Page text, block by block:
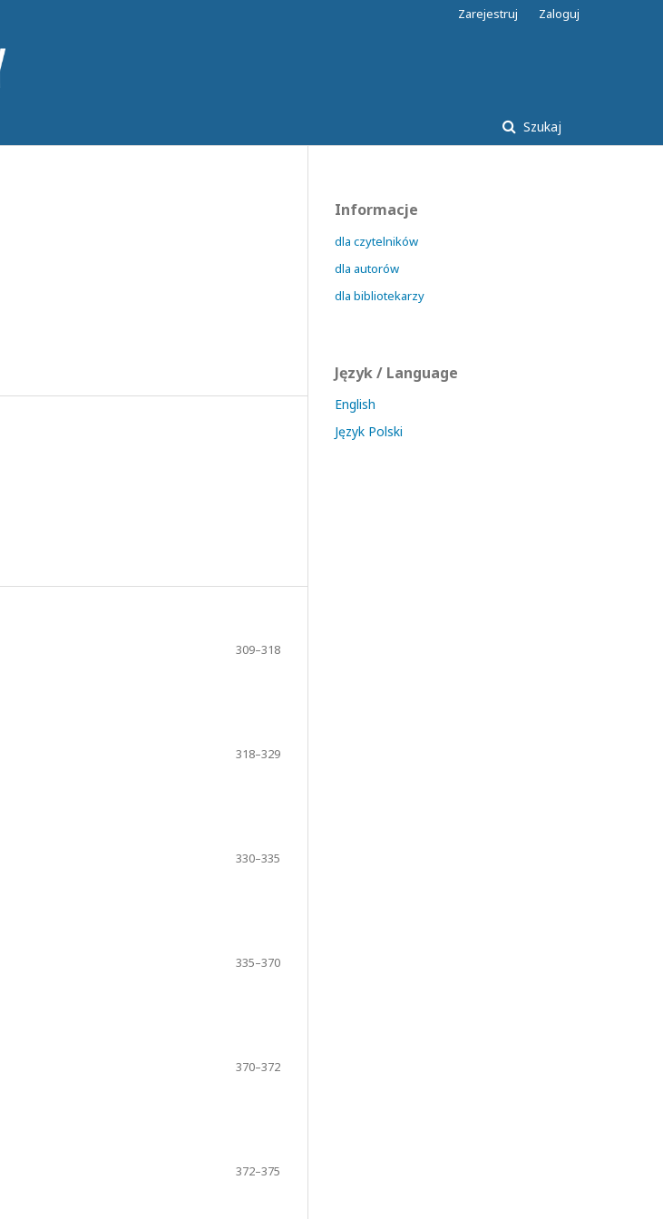
Szukaj
Zarejestruj Zaloguj
309–318
318–329
330–335
335–370
370–372
372–375
Informacje
dla czytelników
dla autorów
dla bibliotekarzy
Język / Language
English
Język Polski